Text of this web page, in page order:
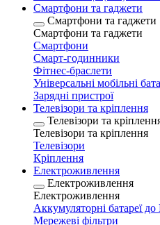
Смартфони та гаджети
Смартфони та гаджети
Смартфони та гаджети
Смартфони
Смарт-годинники
Фітнес-браслети
Універсальні мобільні
Зарядні пристрої
Телевізори та кріплення
Телевізори та
Телевізори та кріплення
Телевізори
Кріплення
Електроживлення
Електроживлення
Електроживлення
Аккумуляторні батареї
Мережеві фільтри